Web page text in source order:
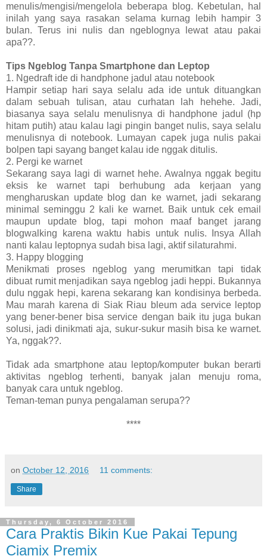
menulis/mengisi/mengelola beberapa blog. Kebetulan, hal
inilah yang saya rasakan selama kurnag lebih hampir 3
bulan. Terus ini nulis dan ngeblognya lewat atau pakai
apa??.
Tips Ngeblog Tanpa Smartphone dan Leptop
1. Ngedraft ide di handphone jadul atau notebook
Hampir setiap hari saya selalu ada ide untuk dituangkan
dalam sebuah tulisan, atau curhatan lah hehehe. Jadi,
biasanya saya selalu menulisnya di handphone jadul (hp
hitam putih) atau kalau lagi pingin banget nulis, saya selalu
menulisnya di notebook. Lumayan capek juga nulis pakai
bolpen tapi sayang banget kalau ide nggak ditulis.
2. Pergi ke warnet
Sekarang saya lagi di warnet hehe. Awalnya nggak begitu
eksis ke warnet tapi berhubung ada kerjaan yang
mengharuskan update blog dan ke warnet, jadi sekarang
minimal seminggu 2 kali ke warnet. Baik untuk cek email
maupun update blog, tapi mohon maaf banget jarang
blogwalking karena waktu habis untuk nulis. Insya Allah
nanti kalau leptopnya sudah bisa lagi, aktif silaturahmi.
3. Happy blogging
Menikmati proses ngeblog yang merumitkan tapi tidak
dibuat rumit menjadikan saya ngeblog jadi heppi. Bukannya
dulu nggak hepi, karena sekarang kan kondisinya berbeda.
Mau marah karena di Siak Riau bleum ada service leptop
yang bener-bener bisa service dengan baik itu juga bukan
solusi, jadi dinikmati aja, sukur-sukur masih bisa ke warnet.
Ya, nggak??.
Tidak ada smartphone atau leptop/komputer bukan berarti
aktivitas ngeblog terhenti, banyak jalan menuju roma,
banyak cara untuk ngeblog.
Teman-teman punya pengalaman serupa??
****
on October 12, 2016 11 comments:
Share
Thursday, 6 October 2016
Cara Praktis Bikin Kue Pakai Tepung
Ciamix Premix